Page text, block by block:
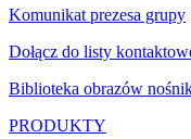
Komunikat prezesa grupy
Dołącz do listy
Biblioteka obrazów
PRODUKTY